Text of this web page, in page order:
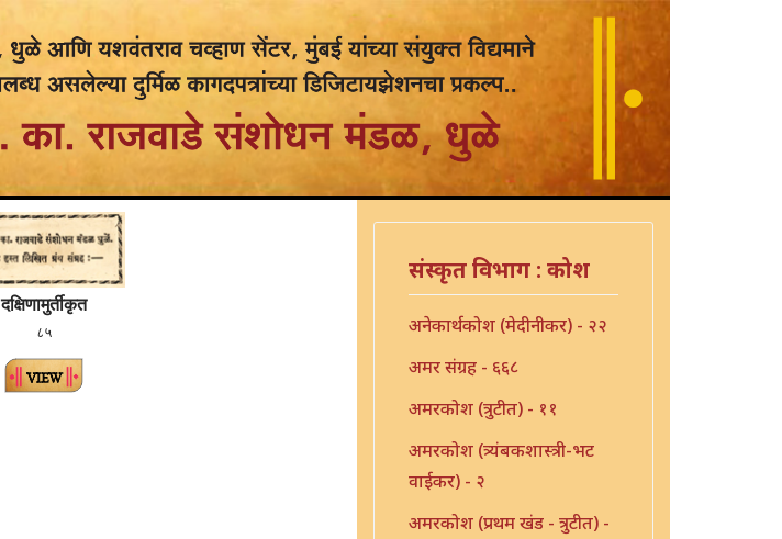
दक्षिणामुर्तीकृत
८५
संस्कृत विभाग : कोश
अनेकार्थकोश (मेदीनीकर) - २२
अमर संग्रह - ६६८
अमरकोश (त्रुटीत) - ११
अमरकोश (त्र्यंबकशास्त्री-भट
वाईकर) - २
अमरकोश (प्रथम खंड - त्रुटीत) -